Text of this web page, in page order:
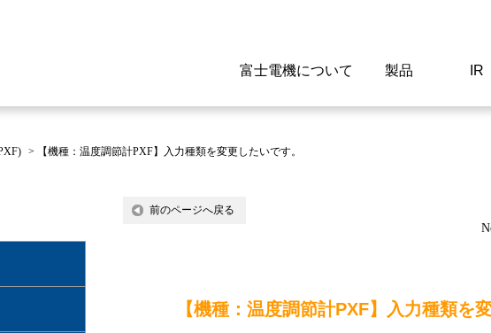
富士電機について
ご挨拶
製品
駆動制御機器
IR
経営情報
マテリアリティ
新卒採用情報
よくあるご質問
> 【機種：温度調節計PXF】入力種類を変更したいです。
前のページへ戻る
【機種：温度調節計PXF】入力種類を